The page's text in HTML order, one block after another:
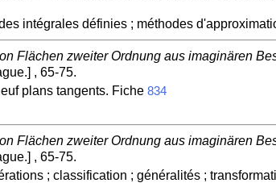
intégrales définies ; méthodes
Flächen zweiter Ordnung aus imaginären
, 65-75.
plans tangents. Fiche 834
Flächen zweiter Ordnung aus imaginären
, 65-75.
; classification ; généralités ;